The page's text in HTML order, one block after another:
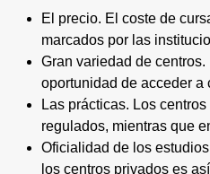
El precio. El coste de
marcados por las
Gran variedad de
oportunidad de acceder a
Las prácticas. Los
regulados, mientras que
Oficialidad de los
los centros privados es